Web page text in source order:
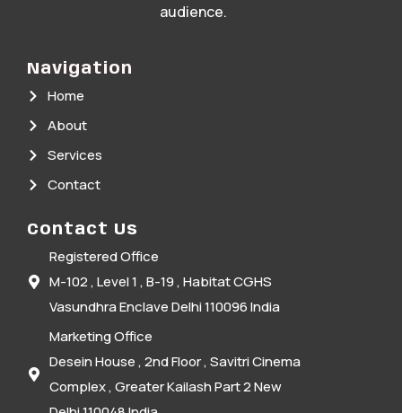
audience.
Navigation
Home
About
Services
Contact
Contact Us
Registered Office
M-102 , Level 1 , B-19 , Habitat CGHS
Vasundhra Enclave Delhi 110096 India
Marketing Office
Desein House , 2nd Floor , Savitri Cinema
Complex , Greater Kailash Part 2 New